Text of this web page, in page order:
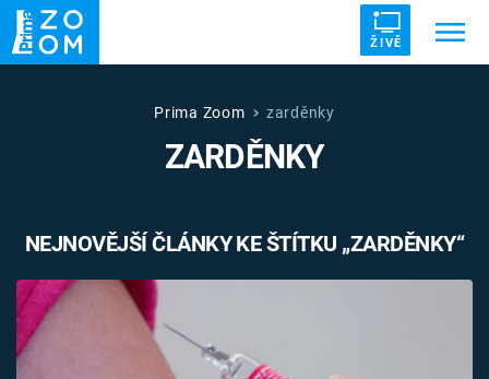
ŽIVĚ
UFO DRUHÁ SVĚTOVÁ VÁLKA
VETŘELCI DÁVNOVĚKU
Témata
Témata
Prima Zoom zarděnky
ZARDĚNKY
NEJNOVĚJŠÍ ČLÁNKY KE ŠTÍTKU „ZARDĚNKY“